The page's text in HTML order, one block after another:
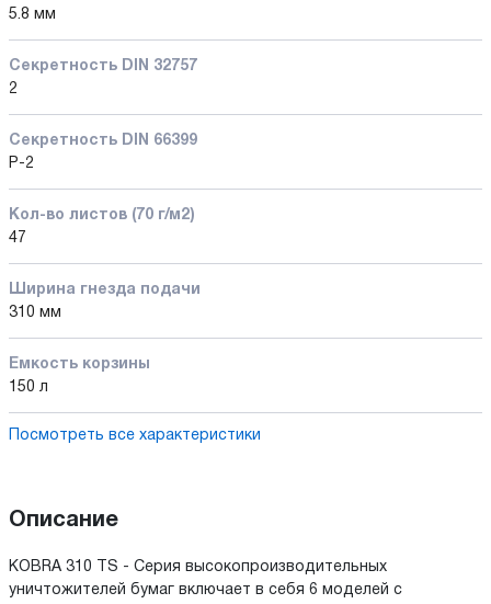
5.8 мм
Секретность DIN 32757
2
Секретность DIN 66399
P-2
Кол-во листов (70 г/м2)
47
Ширина гнезда подачи
310 мм
Емкость корзины
150 л
Посмотреть все характеристики
Описание
KOBRA 310 TS - Серия высокопроизводительных
уничтожителей бумаг включает в себя 6 моделей с